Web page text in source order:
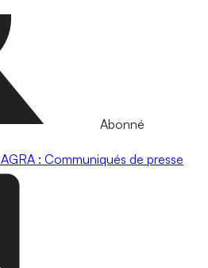
Abonné
AGRA : Communiqués de presse